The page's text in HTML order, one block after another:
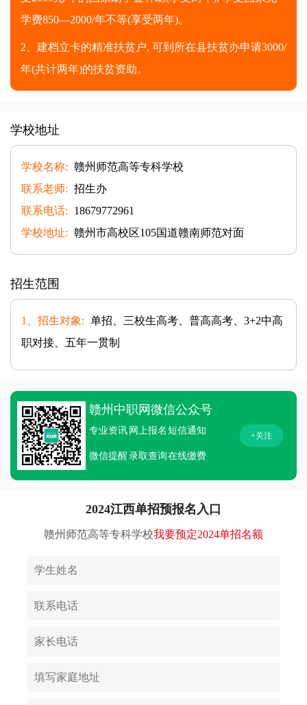
学费850—2000/年不等(享受两年)。
2、建档立卡的精准扶贫户, 可到所在县扶贫办申请3000/
年(共计两年)的扶贫资助。
学校地址
学校名称: 赣州师范高等专科学校
联系老师: 招生办
联系电话:
18679772961
学校地址: 赣州市高校区105国道赣南师范对面
招生范围
1、招生对象: 单招、三校生高考、普高高考、3+2中高
职对接、五年一贯制
赣州中职网微信公众号
专业资讯 网上报名 短信通知
微信提醒 录取查询在线缴费
+关注
2024江西单招预报名入口
赣州师范高等专科学校我要预定2024单招名额